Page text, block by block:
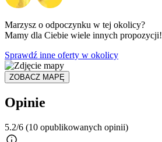
Marzysz o odpoczynku w tej okolicy?
Mamy dla Ciebie wiele innych propozycji!
Sprawdź inne oferty w okolicy
ZOBACZ MAPĘ
Opinie
5.2/6 (10 opublikowanych opinii)